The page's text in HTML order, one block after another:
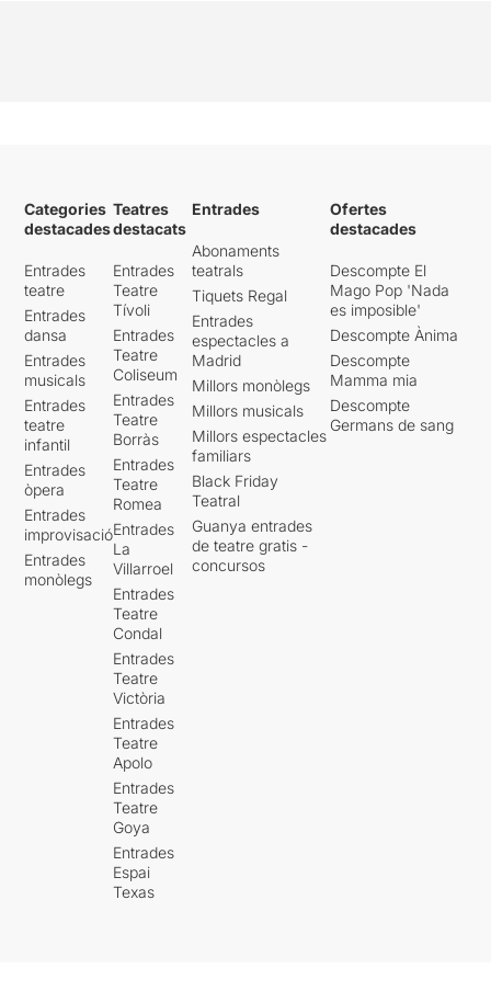
Categories
destacades
Entrades
teatre
Entrades
dansa
Entrades
musicals
Entrades
teatre
infantil
Entrades
òpera
Entrades
improvisació
Entrades
monòlegs
Teatres
destacats
Entrades
Teatre
Tívoli
Entrades
Teatre
Coliseum
Entrades
Teatre
Borràs
Entrades
Teatre
Romea
Entrades
La
Villarroel
Entrades
Teatre
Condal
Entrades
Teatre
Victòria
Entrades
Teatre
Apolo
Entrades
Teatre
Goya
Entrades
Espai
Texas
Entrades
Abonaments
teatrals
Tiquets Regal
Entrades
espectacles a
Madrid
Millors monòlegs
Millors musicals
Millors espectacles
familiars
Black Friday
Teatral
Guanya entrades
de teatre gratis -
concursos
Ofertes
destacades
Descompte El
Mago Pop 'Nada
es imposible'
Descompte Ànima
Descompte
Mamma mia
Descompte
Germans de sang